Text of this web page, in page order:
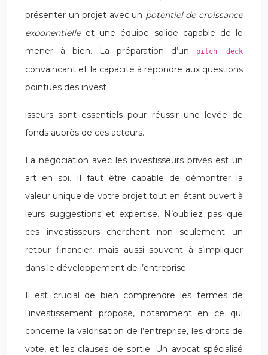
présenter un projet avec un potentiel de croissance
exponentielle et une équipe solide capable de le
mener à bien. La préparation d’un
pitch deck
convaincant et la capacité à répondre aux questions
pointues des invest
isseurs sont essentiels pour réussir une levée de
fonds auprès de ces acteurs.
La négociation avec les investisseurs privés est un
art en soi. Il faut être capable de démontrer la
valeur unique de votre projet tout en étant ouvert à
leurs suggestions et expertise. N’oubliez pas que
ces investisseurs cherchent non seulement un
retour financier, mais aussi souvent à s’impliquer
dans le développement de l’entreprise.
Il est crucial de bien comprendre les termes de
l’investissement proposé, notamment en ce qui
concerne la valorisation de l’entreprise, les droits de
vote, et les clauses de sortie. Un avocat spécialisé